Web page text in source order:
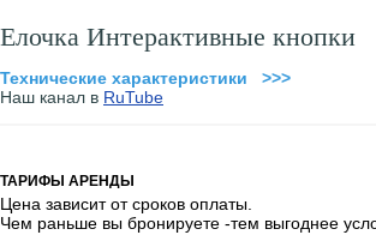
Елочка Интерактивные кнопки
Технические характеристики >>>
Наш канал в RuTube
ТАРИФЫ АРЕНДЫ
Цена зависит от сроков оплаты.
Чем раньше вы бронируете -тем выгоднее